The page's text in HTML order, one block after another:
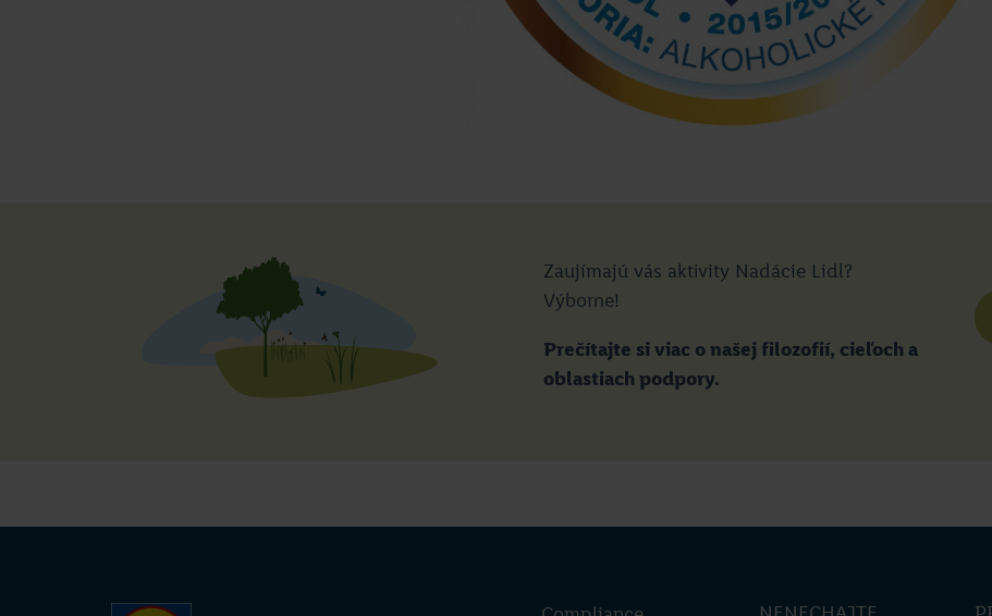
Zaujímajú vás aktivity Nadácie Lidl?
Výborne!
Prečítajte si viac o našej filozofií, cieľoch a
oblastiach podpory.